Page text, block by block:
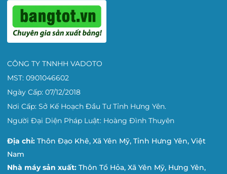
CÔNG TY TNNHH VADOTO
MST: 0901046602
Ngày Cấp: 07/12/2018
Nơi Cấp: Sở Kế Hoạch Đầu Tư Tỉnh Hưng Yên.
Người Đại Diện Pháp Luật: Hoàng Đình Thuyên
Địa chỉ: Thôn Đạo Khê, Xã Yên Mỹ, Tỉnh Hưng Yên, Việt
Nam
Nhà máy sản xuất: Thôn Tổ Hỏa, Xã Yên Mỹ, Hưng Yên,